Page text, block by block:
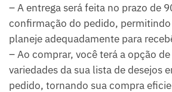
– A entrega será feita no prazo de
confirmação do pedido, permitindo
planeje adequadamente para
– Ao comprar, você terá a opção
variedades da sua lista de desejos
pedido, tornando sua compra